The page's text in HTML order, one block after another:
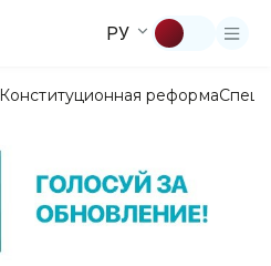
РУ
Конституционная реформа